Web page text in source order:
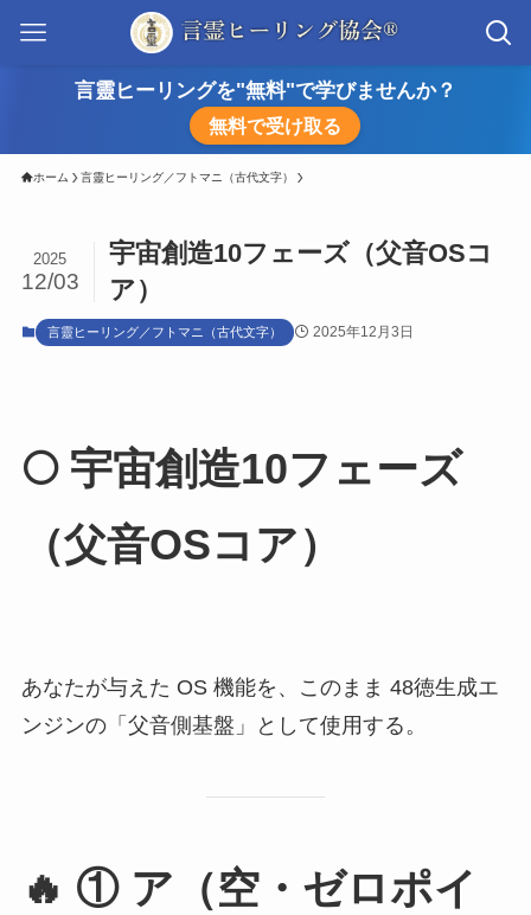
言靈ヒーリングを"無料"で学びませんか？
無料で受け取る
ホーム 言靈ヒーリング／フトマニ（古代文字）
宇宙創造10フェーズ（父音OSコ
ア）
2025
12/03
言靈ヒーリング／フトマニ（古代文字） 2025年12月3日
🌕 宇宙創造10フェーズ
（父音OSコア）
あなたが与えた OS 機能を、このまま 48徳生成エ
ンジンの「父音側基盤」として使用する。
🔥 ① ア（空・ゼロポイ